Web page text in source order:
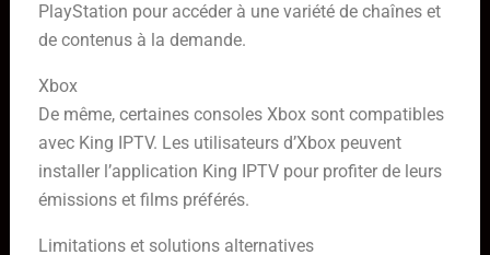
PlayStation pour accéder à une variété de chaînes et
de contenus à la demande.
Xbox
De même, certaines consoles Xbox sont compatibles
avec King IPTV. Les utilisateurs d’Xbox peuvent
installer l’application King IPTV pour profiter de leurs
émissions et films préférés.
Limitations et solutions alternatives